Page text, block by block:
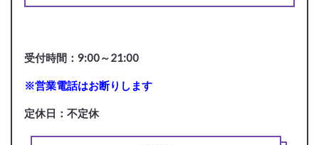
受付時間：9:00～21:00
※営業電話はお断りします
定休日：不定休